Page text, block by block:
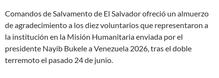
Comandos de Salvamento de El Salvador ofreció un almuerzo
de agradecimiento a los diez voluntarios que representaron a
la institución en la Misión Humanitaria enviada por el
presidente Nayib Bukele a Venezuela 2026, tras el doble
terremoto el pasado 24 de junio.